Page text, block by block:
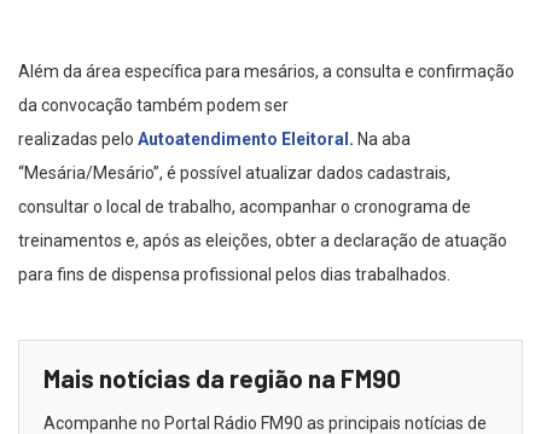
Além da área específica para mesários, a consulta e confirmação
da convocação também podem ser
realizadas pelo Autoatendimento Eleitoral . Na aba
“Mesária/Mesário”, é possível atualizar dados cadastrais,
consultar o local de trabalho, acompanhar o cronograma de
treinamentos e, após as eleições, obter a declaração de atuação
para fins de dispensa profissional pelos dias trabalhados.
Mais notícias da região na FM90
Acompanhe no Portal Rádio FM90 as principais notícias de